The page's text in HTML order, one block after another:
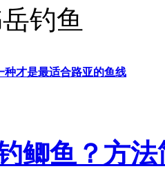
钓鱼
种才是最适合路亚的鱼线
鲫鱼？方